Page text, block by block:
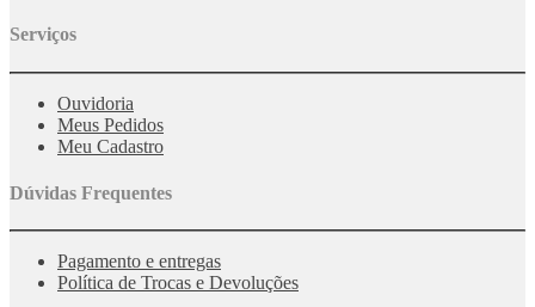
Serviços
Ouvidoria
Meus Pedidos
Meu Cadastro
Dúvidas Frequentes
Pagamento e entregas
Política de Trocas e Devoluções